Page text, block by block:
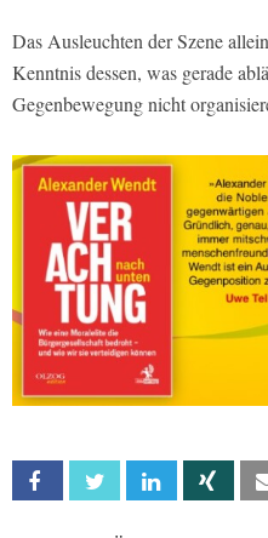
Das Ausleuchten der Szene
Kenntnis dessen, was gerade
Gegenbewegung nicht
Facebook Twitter Linkedin Xing